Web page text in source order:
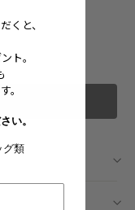
くと、
ト。
。
い。
グ類